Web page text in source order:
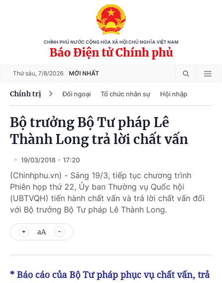
CHÍNH PHỦ NƯỚC CỘNG HÒA XÃ HỘI CHỦ NGHĨA VIỆT NAM
Báo Điện tử Chính phủ
Thứ sáu, 7/8/2026 MỚI NHẤT
Chính trị Đối ngoại Tổ chức nhân sự Hội nhập
Bộ trưởng Bộ Tư pháp Lê
Thành Long trả lời chất vấn
19/03/2018 17:20
(Chinhphu.vn) - Sáng 19/3, tiếp tục chương trình
Phiên họp thứ 22, Ủy ban Thường vụ Quốc hội
(UBTVQH) tiến hành chất vấn và trả lời chất vấn đối
với Bộ trưởng Bộ Tư pháp Lê Thành Long.
aA
* Báo cáo của Bộ Tư pháp phục vụ chất vấn, trả